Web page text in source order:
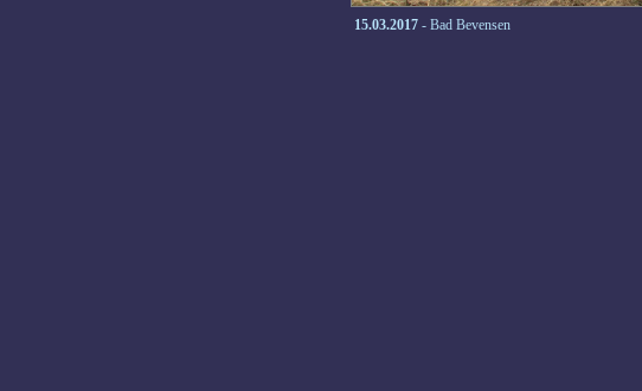
15.03.2017 - Bad Bevensen